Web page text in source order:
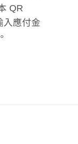
QR
入應付金